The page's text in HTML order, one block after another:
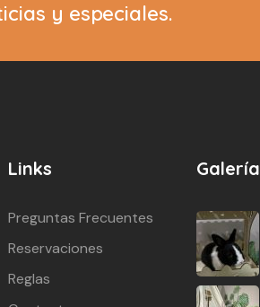
y especiales.
Links
Preguntas Frecuentes
Reservaciones
Reglas
Galería